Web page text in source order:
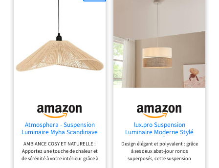
Atmosphera - Suspension
Luminaire Myha Scandinave
- Effet Papier Tressé,
Hauteur Réglable - Pour
Salon, Chambre
AMBIANCE COSY ET NATURELLE :
Apportez une touche de chaleur et
de sérénité à votre intérieur grâce à
lux.pro Suspension
Luminaire Moderne Stylé
Plafonnier Éclairage
Suspendu E27 60W
Assemblage Simple Stable
Élégant Salon Chambre
Design élégant et polyvalent : grâce
à ses deux abat-jour ronds
superposés, cette suspension